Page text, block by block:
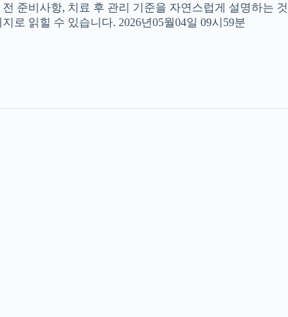
준비사항, 치료 후 관리 기준을 자연스럽게 설명하는 것
로 읽힐 수 있습니다. 2026년05월04일 09시59분